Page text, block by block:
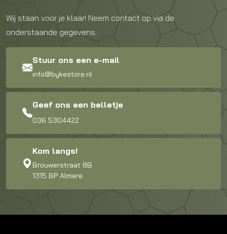
Wij staan voor je klaar! Neem contact op via de
onderstaande gegevens.
Stuur ons een e-mail
info@bykestore.nl
Geef ons een belletje
036 5304422
Kom langs!
Brouwerstraat 8B
1315 BP Almere